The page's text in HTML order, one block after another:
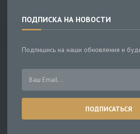
ПОДПИСКА НА НОВОСТИ
Подпишись на наши обновления и